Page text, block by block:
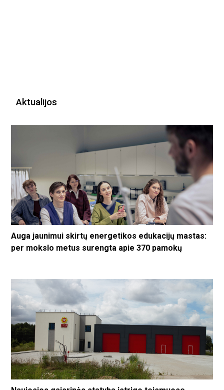
Aktualijos
Auga jaunimui skirtų energetikos edukacijų mastas:
per mokslo metus surengta apie 370 pamokų